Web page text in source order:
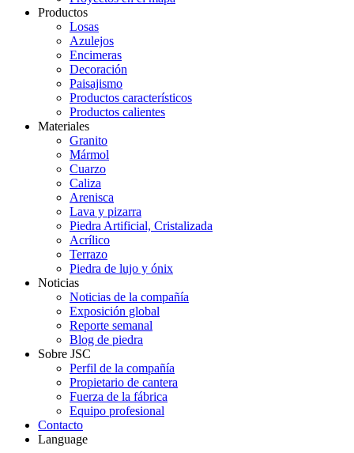
Productos
Losas
Azulejos
Encimeras
Decoración
Paisajismo
Productos característicos
Productos calientes
Materiales
Granito
Mármol
Cuarzo
Caliza
Arenisca
Lava y pizarra
Piedra Artificial, Cristalizada
Acrílico
Terrazo
Piedra de lujo y ónix
Noticias
Noticias de la compañía
Exposición global
Reporte semanal
Blog de piedra
Sobre JSC
Perfil de la compañía
Propietario de cantera
Fuerza de la fábrica
Equipo profesional
Contacto
Language